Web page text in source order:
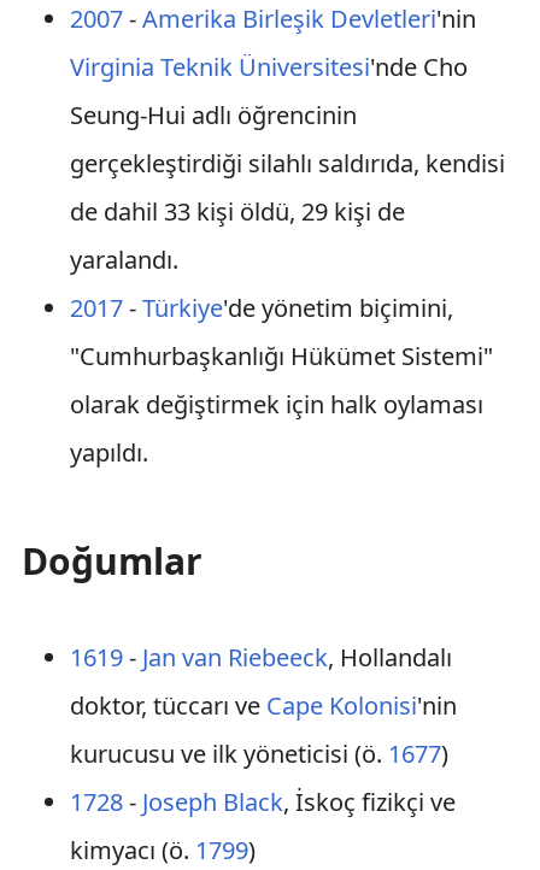
2007-Amerika Birleşik Devletleri'nin
Virginia Teknik Üniversitesi'nde Cho
Seung-Hui adlı öğrencinin
gerçekleştirdiği silahlı saldırıda, kendisi
de dahil 33 kişi öldü, 29 kişi de
yaralandı.
2017-Türkiye'de yönetim biçimini,
"Cumhurbaşkanlığı Hükümet Sistemi"
olarak değiştirmek için halk oylaması
yapıldı.
Doğumlar
1619- Jan van Riebeeck, Hollandalı
doktor, tüccarı ve Cape Kolonisi'nin
kurucusu ve ilk yöneticisi (ö. 1677)
1728- Joseph Black, İskoç fizikçi ve
kimyacı (ö. 1799)